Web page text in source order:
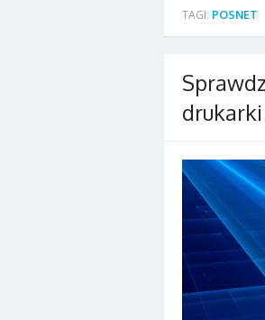
TAGI: POSNET